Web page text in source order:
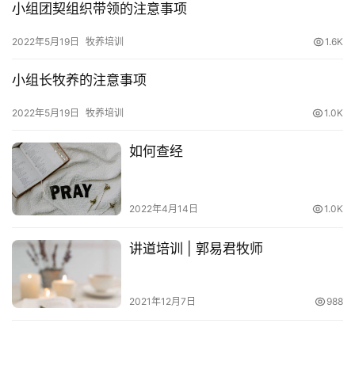
卷
经
点
应
关
于
们
小组团契组织带领的注意事项
2022年5月19日 牧养培训 1.6K
小组长牧养的注意事项
2022年5月19日 牧养培训 1.0K
如何查经
2022年4月14日 1.0K
讲道培训 | 郭易君牧师
2021年12月7日 988